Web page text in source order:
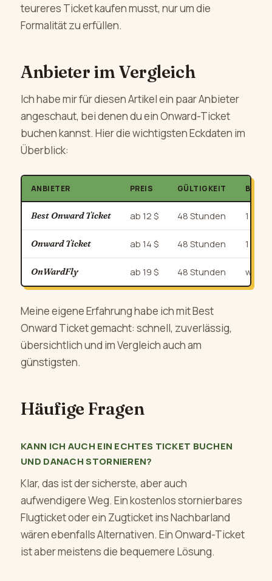
teureres Ticket kaufen musst, nur um die
Formalität zu erfüllen.
Anbieter im Vergleich
Ich habe mir für diesen Artikel ein paar Anbieter
angeschaut, bei denen du ein Onward-Ticket
buchen kannst. Hier die wichtigsten Eckdaten im
Überblick:
ANBIETER PREIS GÜLTIGKEIT
Best Onward Ticket ab 12 $ 48 Stunden 1 bis
Onward Ticket ab 14 $ 48 Stunden 1 bis
OnWardFly ab 19 $ 48 Stunden
Meine eigene Erfahrung habe ich mit Best
Onward Ticket gemacht: schnell, zuverlässig,
übersichtlich und im Vergleich auch am
günstigsten.
Häufige Fragen
KANN ICH AUCH EIN ECHTES TICKET BUCHEN
UND DANACH STORNIEREN?
Klar, das ist der sicherste, aber auch
aufwendigere Weg. Ein kostenlos stornierbares
Flugticket oder ein Zugticket ins Nachbarland
wären ebenfalls Alternativen. Ein Onward-Ticket
ist aber meistens die bequemere Lösung.